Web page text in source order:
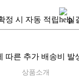
정 시 자동 적립 실
따른 추가 배송비 발
상품소개